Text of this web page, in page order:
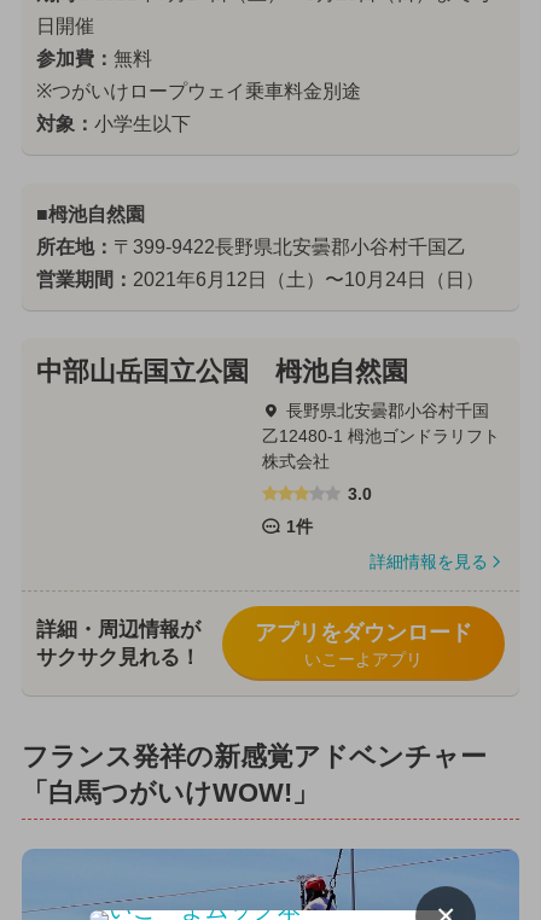
日開催
参加費： 無料
※つがいけロープウェイ乗車料金別途
対象： 小学生以下
■栂池自然園
所在地： 〒399-9422長野県北安曇郡小谷村千国乙
営業期間： 2021年6月12日（土）〜10月24日（日）
中部山岳国立公園 栂池自然園
長野県北安曇郡小谷村千国
乙12480-1 栂池ゴンドラリフト
株式会社
3.0
1件
詳細情報を見る
詳細・周辺情報が
サクサク見れる！
アプリをダウンロード
いこーよアプリ
フランス発祥の新感覚アドベンチャー
「白馬つがいけWOW!」